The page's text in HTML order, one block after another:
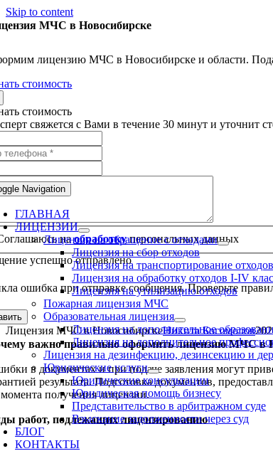
Skip to content
Navigation
ГЛАВНАЯ
ЛИЦЕНЗИИ
Лицензия на обращение с отходами
Лицензия на сбор отходов
Лицензия на транспортирование
Лицензия на обработку отходов I-IV
Лицензия на утилизацию отходов
Пожарная лицензия МЧС
Образовательная лицензия
Лицензия на дополнительное
Лицензия на дополнительное
Лицензия на дезинфекцию, дезинсекцию и
Юридические услуги
Юридические консультации
Юридическая помощь бизнесу
Представительство в арбитражном суде
Взыскание задолженности через суд
БЛОГ
КОНТАКТЫ
МЧС в Новосибирске
лицензию МЧС в Новосибирске и области.
стоимость
стоимость
свяжется с Вами в течение 30 минут и уточнит
наобработкуперсональных данных
успешно отправлено
ошибка при отправке сообщения. Проверьте
Лицензия МЧС в НовосибирскеНикита Богомолов
важно правильно оформить лицензию МЧС в
в документах и при подаче заявления могут
результата. Подготовка документов,
получения лицензии.
работ, подлежащих лицензированию